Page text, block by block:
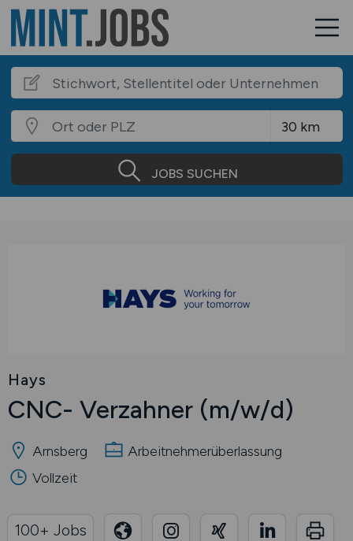
JOBS SUCHEN
Hays
CNC- Verzahner (m/w/d)
Arnsberg
Arbeitnehmerüberlassung
Vollzeit
100+ Jobs